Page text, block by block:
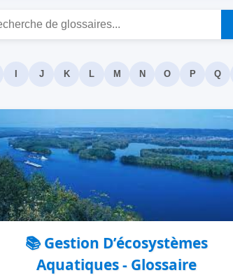
J K L M N O P Q
📚 Gestion D’écosystèmes
Aquatiques - Glossaire